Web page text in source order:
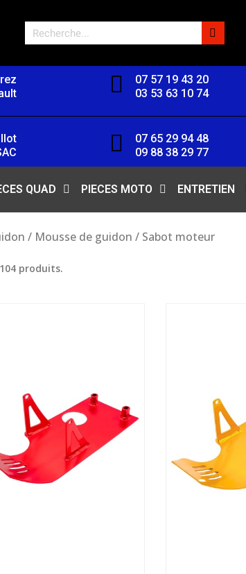
07 57 19 43 20
03 53 63 10 74
07 65 29 94 48
09 88 38 29 77
QUAD PIECES MOTO ENTRETIEN
/ Mousse de guidon / Sabot moteur
produits.